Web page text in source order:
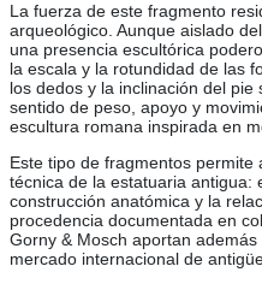
La fuerza de este fragmento
arqueológico. Aunque aislado
una presencia escultórica
la escala y la rotundidad de las
los dedos y la inclinación del
sentido de peso, apoyo y
escultura romana inspirada en
Este tipo de fragmentos
técnica de la estatuaria antigua:
construcción anatómica y la
procedencia documentada en
Gorny & Mosch aportan
mercado internacional de